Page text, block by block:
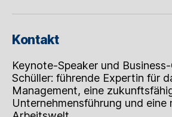
Kontakt
Keynote-Speaker und
Schüller: führende Expertin für
Management, eine
Unternehmensführung und eine